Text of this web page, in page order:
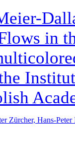
in
Zürcher, Hans-